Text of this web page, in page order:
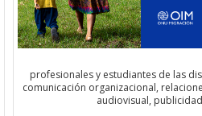
profesionales y estudiantes de las
comunicación organizacional,
audiovisual,